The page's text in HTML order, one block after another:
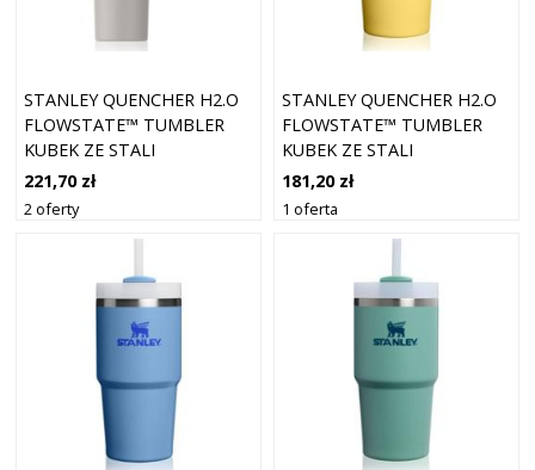
STANLEY QUENCHER H2.O
FLOWSTATE™ TUMBLER
KUBEK ZE STALI
NIERDZEWNEJ ZE SŁOMKĄ
DUŻY ASH 1180 ML
221,70 zł
2 oferty
STANLEY QUENCHER H2.O
FLOWSTATE™ TUMBLER
KUBEK ZE STALI
NIERDZEWNEJ ZE SŁOMKĄ
MAŁY DAFFODIL 590 ML
181,20 zł
1 oferta